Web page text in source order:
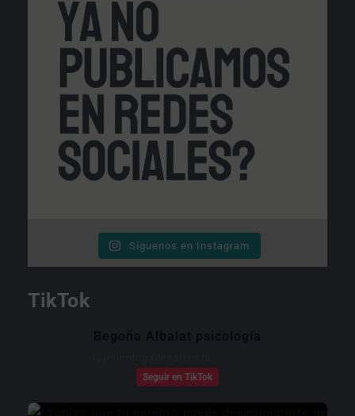
Síguenos en Instagram
TikTok
Seguir en TikTok